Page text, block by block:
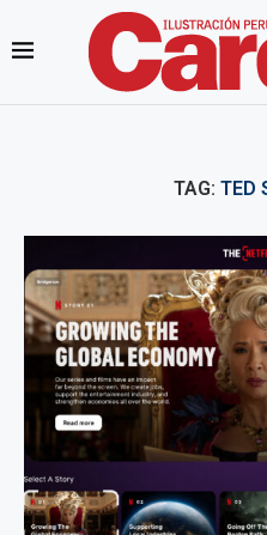
TAG: TED